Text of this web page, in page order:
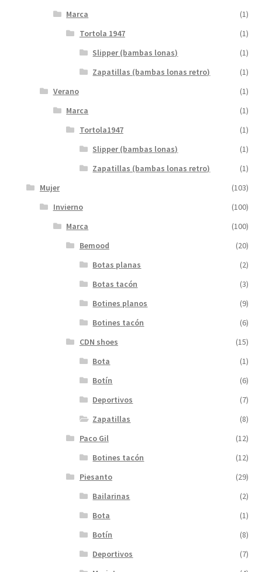
Marca
(1)
Tortola 1947
(1)
Slipper (bambas lonas)
(1)
Zapatillas (bambas lonas retro)
(1)
Verano
(1)
Marca
(1)
Tortola1947
(1)
Slipper (bambas lonas)
(1)
Zapatillas (bambas lonas retro)
(1)
Mujer
(103)
Invierno
(100)
Marca
(100)
Bemood
(20)
Botas planas
(2)
Botas tacón
(3)
Botines planos
(9)
Botines tacón
(6)
CDN shoes
(15)
Bota
(1)
Botín
(6)
Deportivos
(7)
Zapatillas
(8)
Paco Gil
(12)
Botines tacón
(12)
Piesanto
(29)
Bailarinas
(2)
Bota
(1)
Botín
(8)
Deportivos
(7)